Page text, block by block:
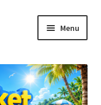
Menu